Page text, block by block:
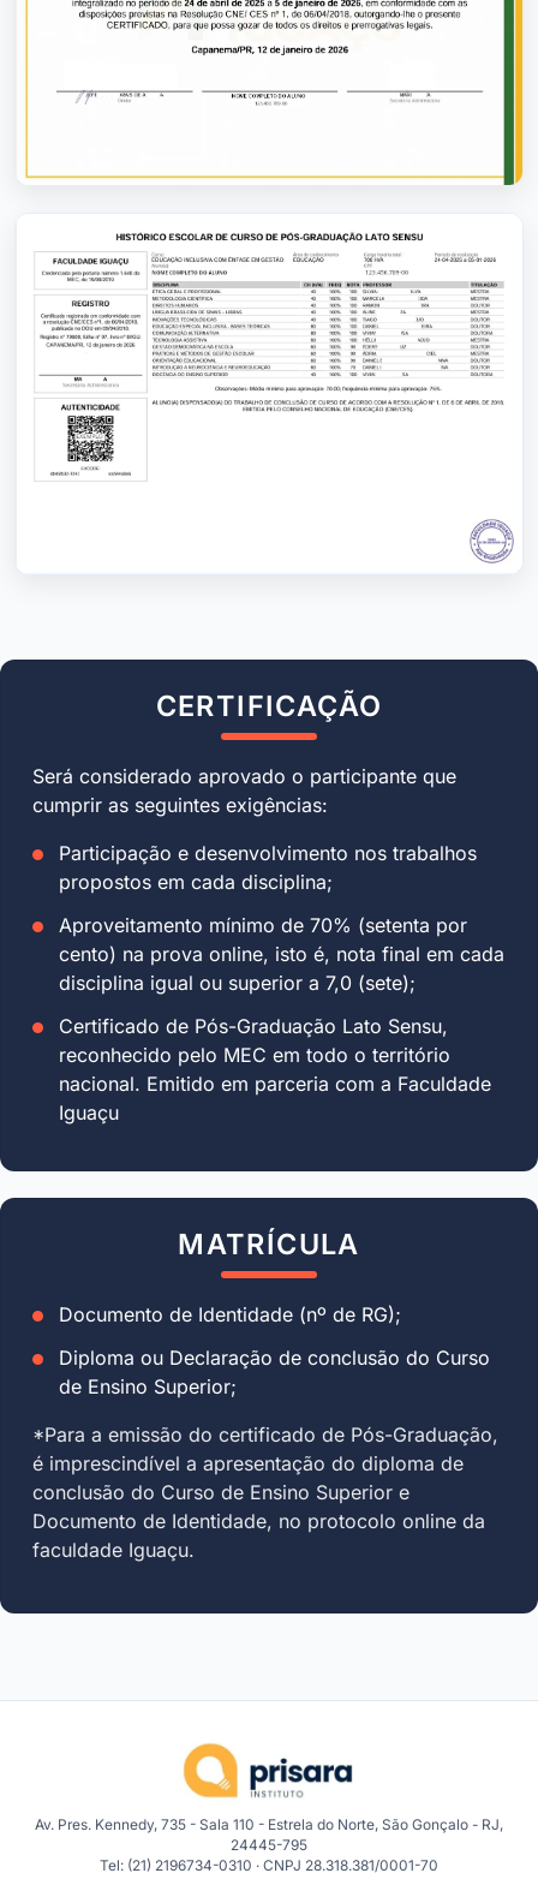
CERTIFICAÇÃO
Será considerado aprovado o participante que
cumprir as seguintes exigências:
Participação e desenvolvimento nos trabalhos
propostos em cada disciplina;
Aproveitamento mínimo de 70% (setenta por
cento) na prova online, isto é, nota final em cada
disciplina igual ou superior a 7,0 (sete);
Certificado de Pós-Graduação Lato Sensu,
reconhecido pelo MEC em todo o território
nacional. Emitido em parceria com a Faculdade
Iguaçu
MATRÍCULA
Documento de Identidade (nº de RG);
Diploma ou Declaração de conclusão do Curso
de Ensino Superior;
*Para a emissão do certificado de Pós-Graduação,
é imprescindível a apresentação do diploma de
conclusão do Curso de Ensino Superior e
Documento de Identidade, no protocolo online da
faculdade Iguaçu.
Av. Pres. Kennedy, 735 - Sala 110 - Estrela do Norte, São Gonçalo - RJ,
24445-795
Tel: (21) 2196734-0310 · CNPJ 28.318.381/0001-70